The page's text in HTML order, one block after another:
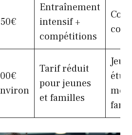
Entraînement
intensif +
compétitions
Tarif réduit
pour jeunes
et familles